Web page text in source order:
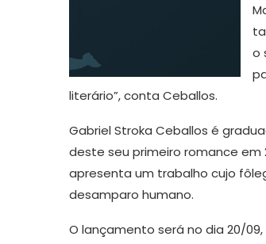
o
literário”, conta Ceballos.
Gabriel Stroka Ceballos é
deste seu primeiro romance em
apresenta um trabalho cujo
desamparo humano.
O lançamento será no dia 20/09,